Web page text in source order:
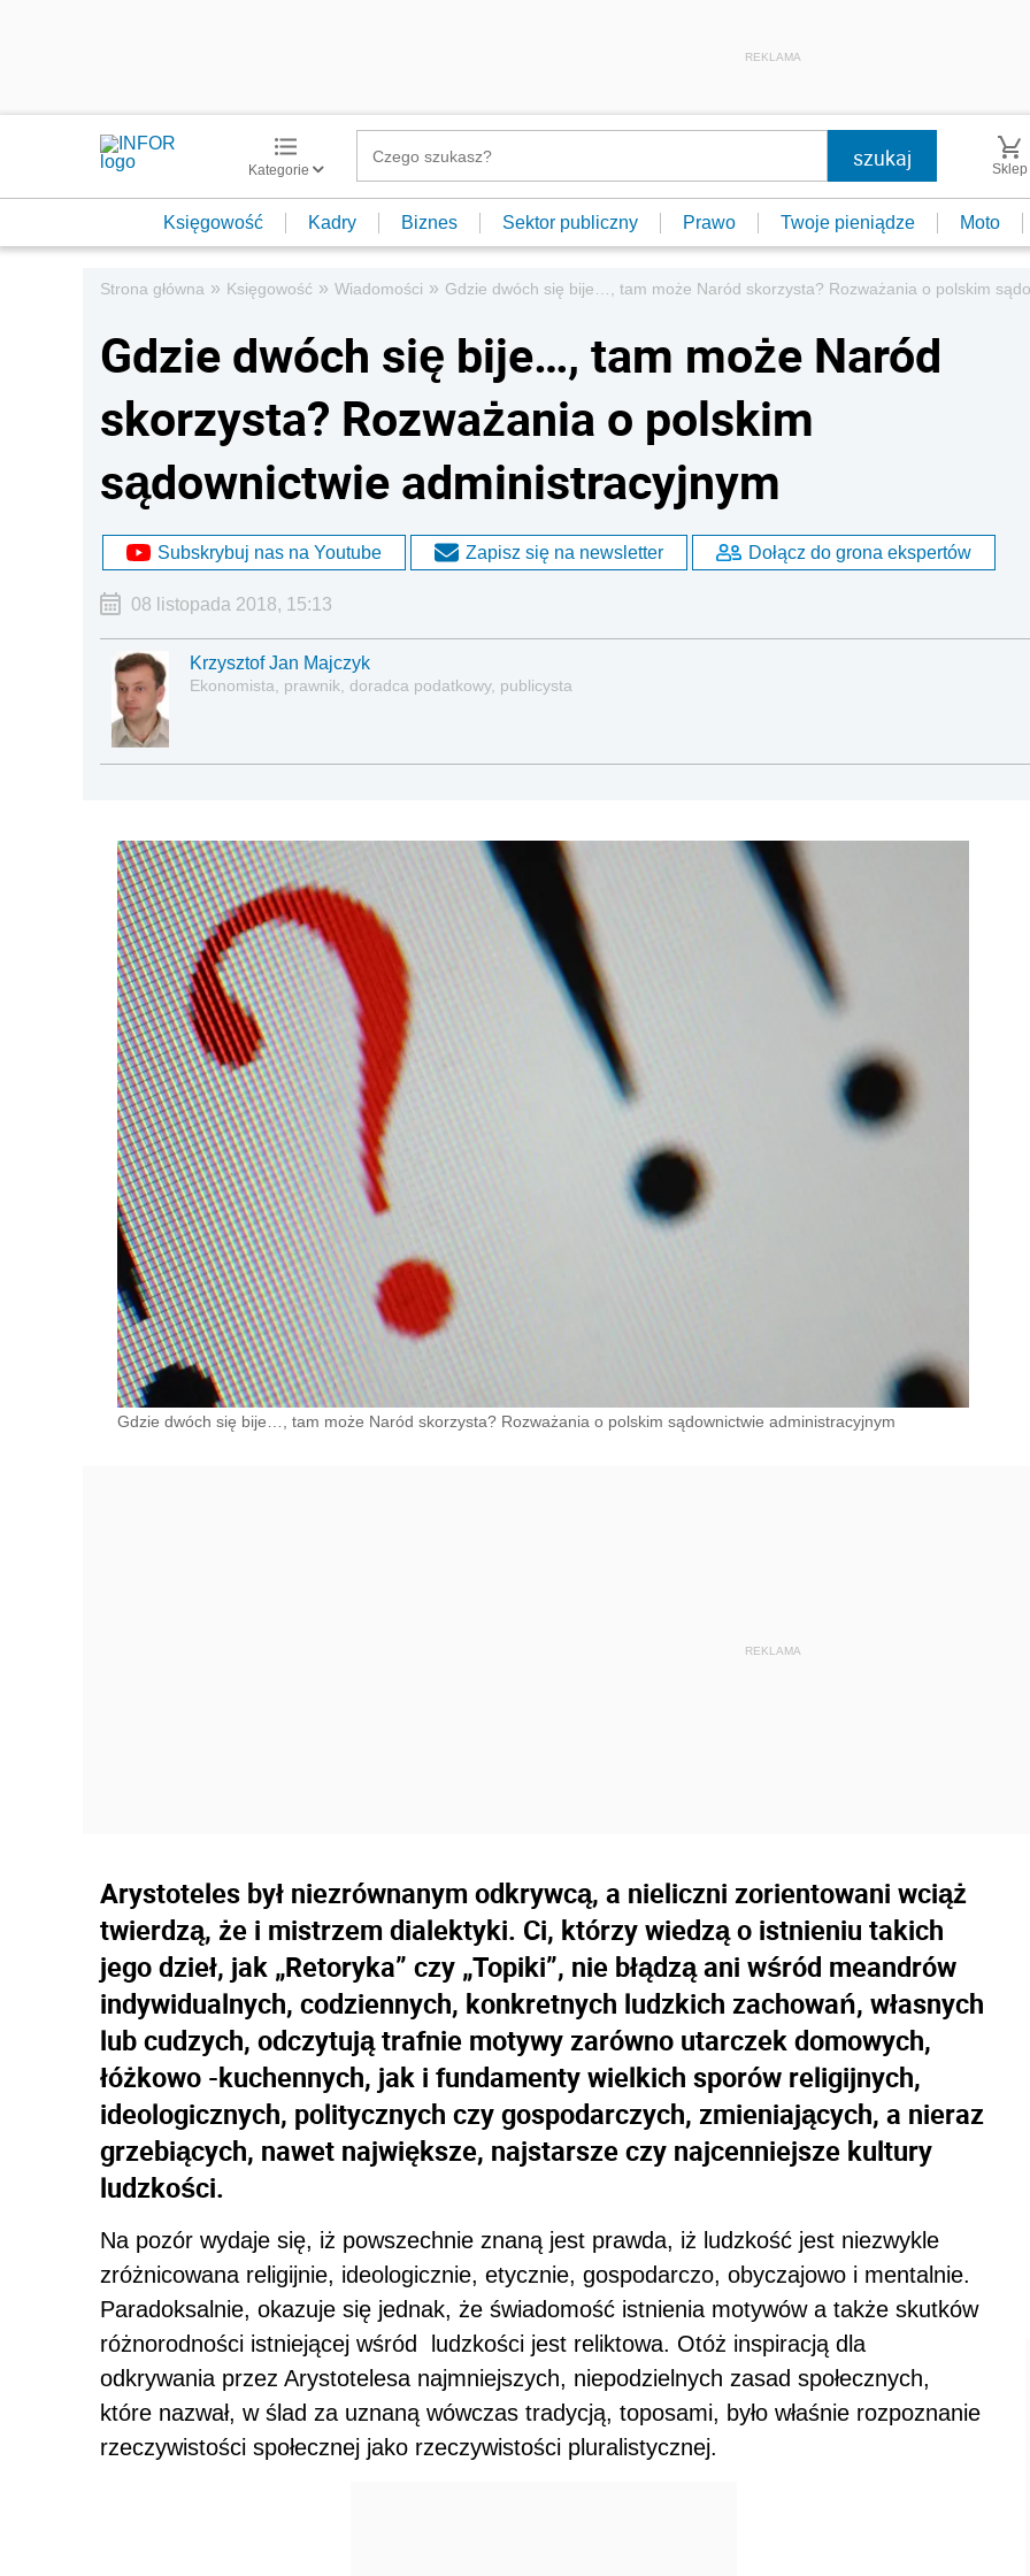
REKLAMA
Kategorie Sklep
Księgowość Kadry Biznes Sektor publiczny Prawo Twoje pieniądze Moto
Strona główna » Księgowość » Wiadomości » Gdzie dwóch się bije…, tam może Naród skorzysta? Rozważania o polskim
Gdzie dwóch się bije…, tam może Naród
skorzysta? Rozważania o polskim
sądownictwie administracyjnym
Subskrybuj nas na Youtube Zapisz się na newsletter Dołącz do grona ekspertów
08 listopada 2018, 15:13
Krzysztof Jan Majczyk
Ekonomista, prawnik, doradca podatkowy, publicysta
Gdzie dwóch się bije…, tam może Naród skorzysta? Rozważania o polskim sądownictwie administracyjnym
Arystoteles był niezrównanym odkrywcą, a nieliczni zorientowani wciąż
twierdzą, że i mistrzem dialektyki. Ci, którzy wiedzą o istnieniu takich
jego dzieł, jak „Retoryka” czy „Topiki”, nie błądzą ani wśród meandrów
indywidualnych, codziennych, konkretnych ludzkich zachowań, własnych
lub cudzych, odczytują trafnie motywy zarówno utarczek domowych,
łóżkowo -kuchennych, jak i fundamenty wielkich sporów religijnych,
ideologicznych, politycznych czy gospodarczych, zmieniających, a nieraz
grzebiących, nawet największe, najstarsze czy najcenniejsze kultury
ludzkości.
Na pozór wydaje się, iż powszechnie znaną jest prawda, iż ludzkość jest niezwykle
zróżnicowana religijnie, ideologicznie, etycznie, gospodarczo, obyczajowo i mentalnie.
Paradoksalnie, okazuje się jednak, że świadomość istnienia motywów a także skutków
różnorodności istniejącej wśród ludzkości jest reliktowa. Otóż inspiracją dla
odkrywania przez Arystotelesa najmniejszych, niepodzielnych zasad społecznych,
które nazwał, w ślad za uznaną wówczas tradycją, toposami, było właśnie rozpoznanie
rzeczywistości społecznej jako rzeczywistości pluralistycznej.